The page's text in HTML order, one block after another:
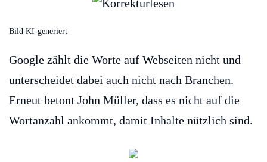
Bild KI-generiert
Google zählt die Worte auf Webseiten nicht und
unterscheidet dabei auch nicht nach Branchen.
Erneut betont John Müller, dass es nicht auf die
Wortanzahl ankommt, damit Inhalte nützlich sind.